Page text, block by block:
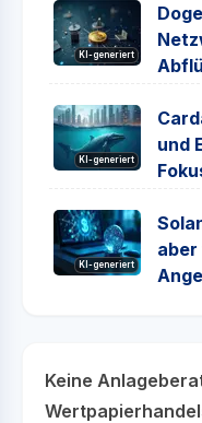
KI-generiert
KI-generiert
und
KI-generiert
Keine